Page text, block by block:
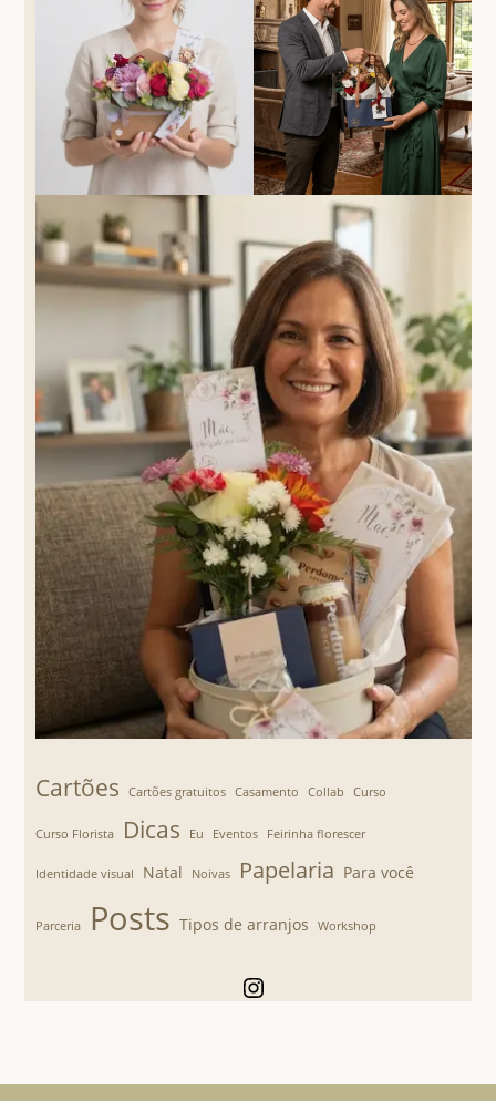
Cartões Cartões gratuitos Casamento Collab Curso
Curso Florista Dicas Eu Eventos Feirinha florescer
Identidade visual Natal Noivas Papelaria Para você
Parceria Posts Tipos de arranjos Workshop
Instagram